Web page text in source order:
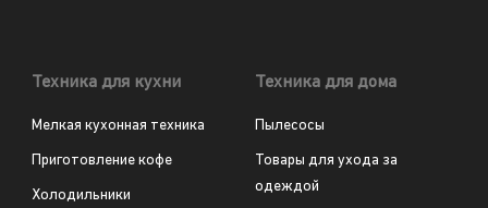
Техника для кухни
Мелкая кухонная техника
Приготовление кофе
Холодильники
Техника для дома
Пылесосы
Товары для ухода за
одеждой